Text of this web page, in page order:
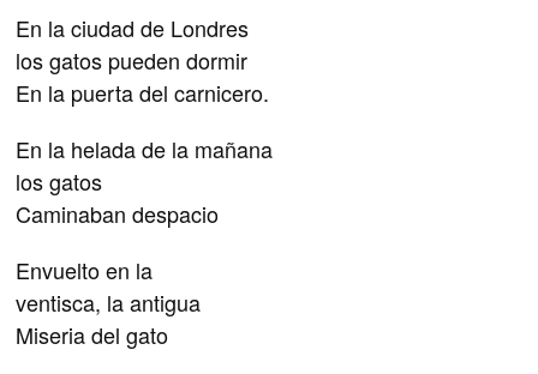
En la ciudad de Londres
los gatos pueden dormir
En la puerta del carnicero.
En la helada de la mañana
los gatos
Caminaban despacio
Envuelto en la
ventisca, la antigua
Miseria del gato